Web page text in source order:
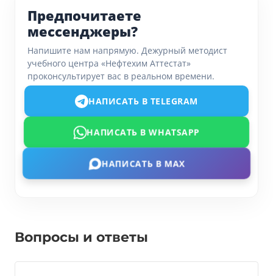
Предпочитаете
мессенджеры?
Напишите нам напрямую. Дежурный методист
учебного центра «Нефтехим Аттестат»
проконсультирует вас в реальном времени.
НАПИСАТЬ В TELEGRAM
НАПИСАТЬ В WHATSAPP
НАПИСАТЬ В MAX
Вопросы и ответы